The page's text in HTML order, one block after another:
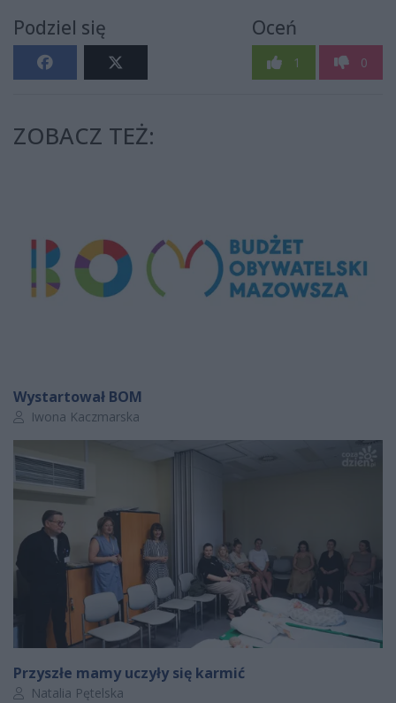
Podziel się Oceń
1 0
ZOBACZ TEŻ:
Wystartował BOM
Autor artykułu:
Iwona Kaczmarska
Przyszłe mamy uczyły się karmić
Autor artykułu:
Natalia Pętelska